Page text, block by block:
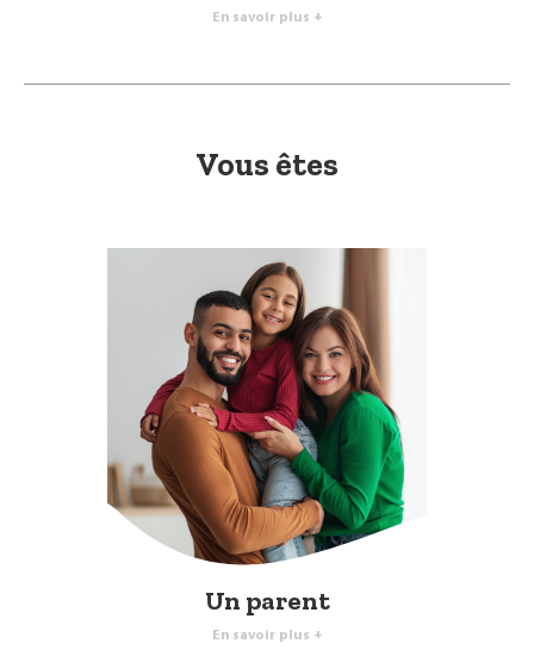
En savoir plus +
Vous êtes
Un parent
En savoir plus +